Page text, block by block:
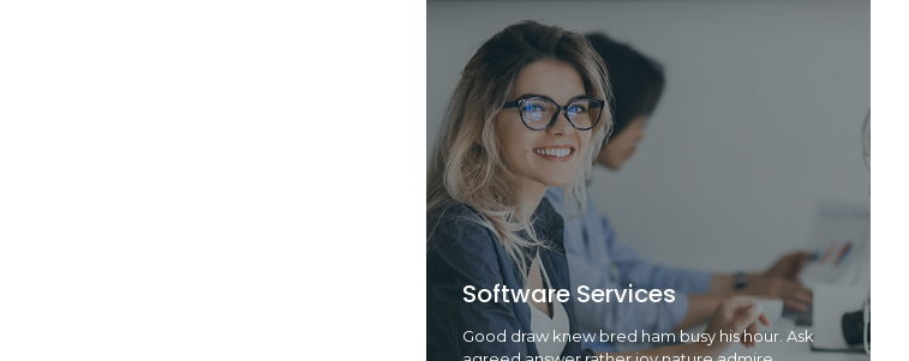
Software Services
Good draw knew bred ham busy his hour. Ask